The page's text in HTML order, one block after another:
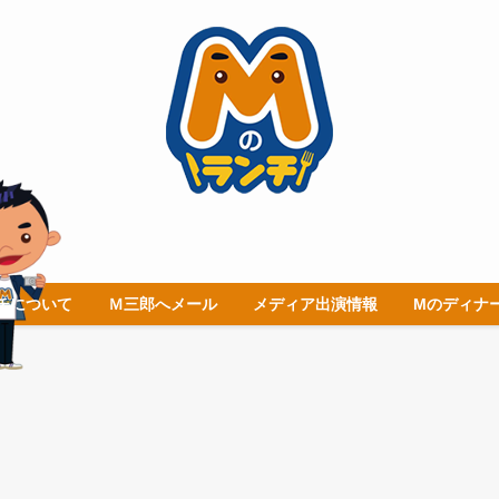
について Ｍ三郎へメール メディア出演情報 Mのディナ